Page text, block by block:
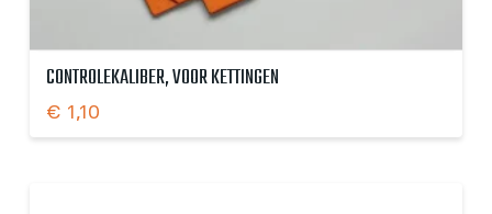
CONTROLEKALIBER, VOOR KETTINGEN
€ 1,10